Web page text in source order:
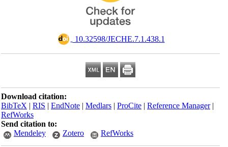
‎ 10.32598/JECHE.7.1.438.1
Download citation:
BibTeX|RIS|EndNote|Medlars|ProCite|Reference Manager
RefWorks
Send citation to:
Mendeley
Zotero RefWorks